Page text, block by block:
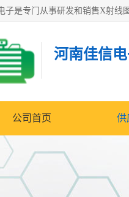
河南佳信
公司首页 供